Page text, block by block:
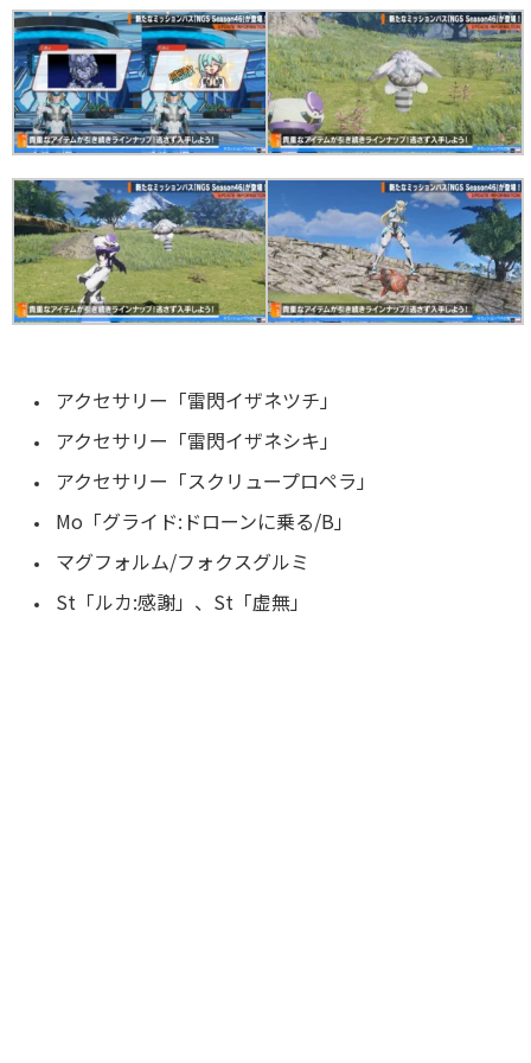
アクセサリー「雷閃イザネツチ」
アクセサリー「雷閃イザネシキ」
アクセサリー「スクリュープロペラ」
Mo「グライド:ドローンに乗る/B」
マグフォルム/フォクスグルミ
St「ルカ:感謝」、St「虚無」